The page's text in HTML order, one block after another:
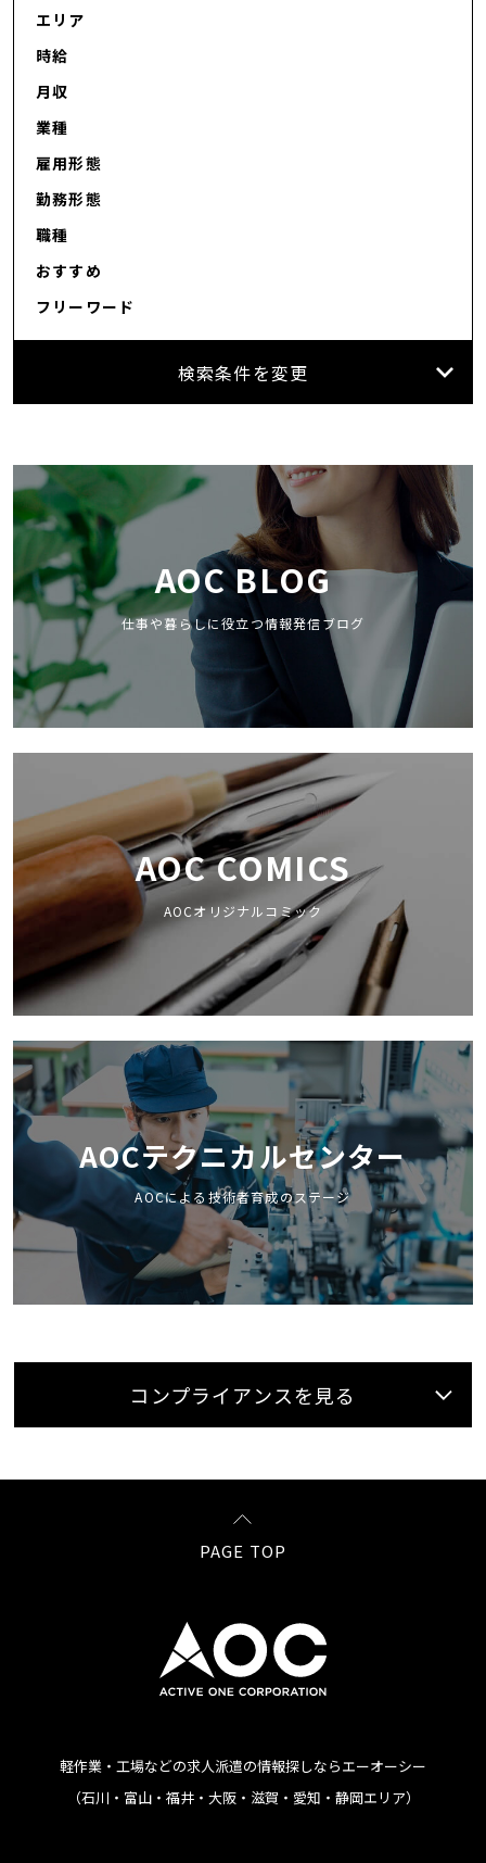
エリア
時給
月収
業種
雇用形態
勤務形態
職種
おすすめ
フリーワード
検索条件を変更
AOC BLOG
仕事や暮らしに役立つ情報発信ブログ
AOC COMICS
AOCオリジナルコミック
AOCテクニカルセンター
AOCによる技術者育成のステージ
コンプライアンスを見る
PAGE TOP
軽作業・工場などの求人派遣の情報探しならエーオーシー
（石川・富山・福井・大阪・滋賀・愛知・静岡エリア）